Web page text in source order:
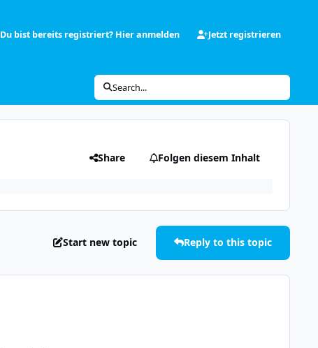
Du bist bereits registriert? Hier anmelden Jetzt registrieren
Search...
Share Folgen diesem Inhalt
Start new topic Reply to this topic